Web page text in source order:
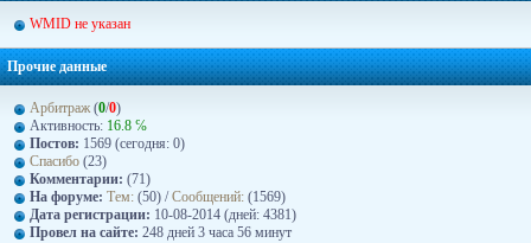
WMID не указан
Прочие данные
Арбитраж (0/0)
Активность: 16.8 ℅
Постов: 1569 (сегодня: 0)
Спасибо (23)
Комментарии: (71)
На форуме: Тем: (50) /Сообщений: (1569)
Дата регистрации: 10-08-2014 (дней: 4381)
Провел на сайте: 248 дней 3 часа 56 минут